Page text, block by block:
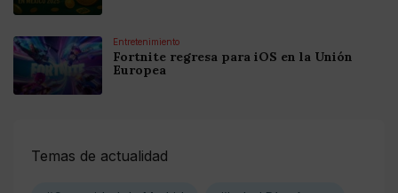
Entretenimiento
Fortnite regresa para iOS en la Unión
Europea
Temas de actualidad